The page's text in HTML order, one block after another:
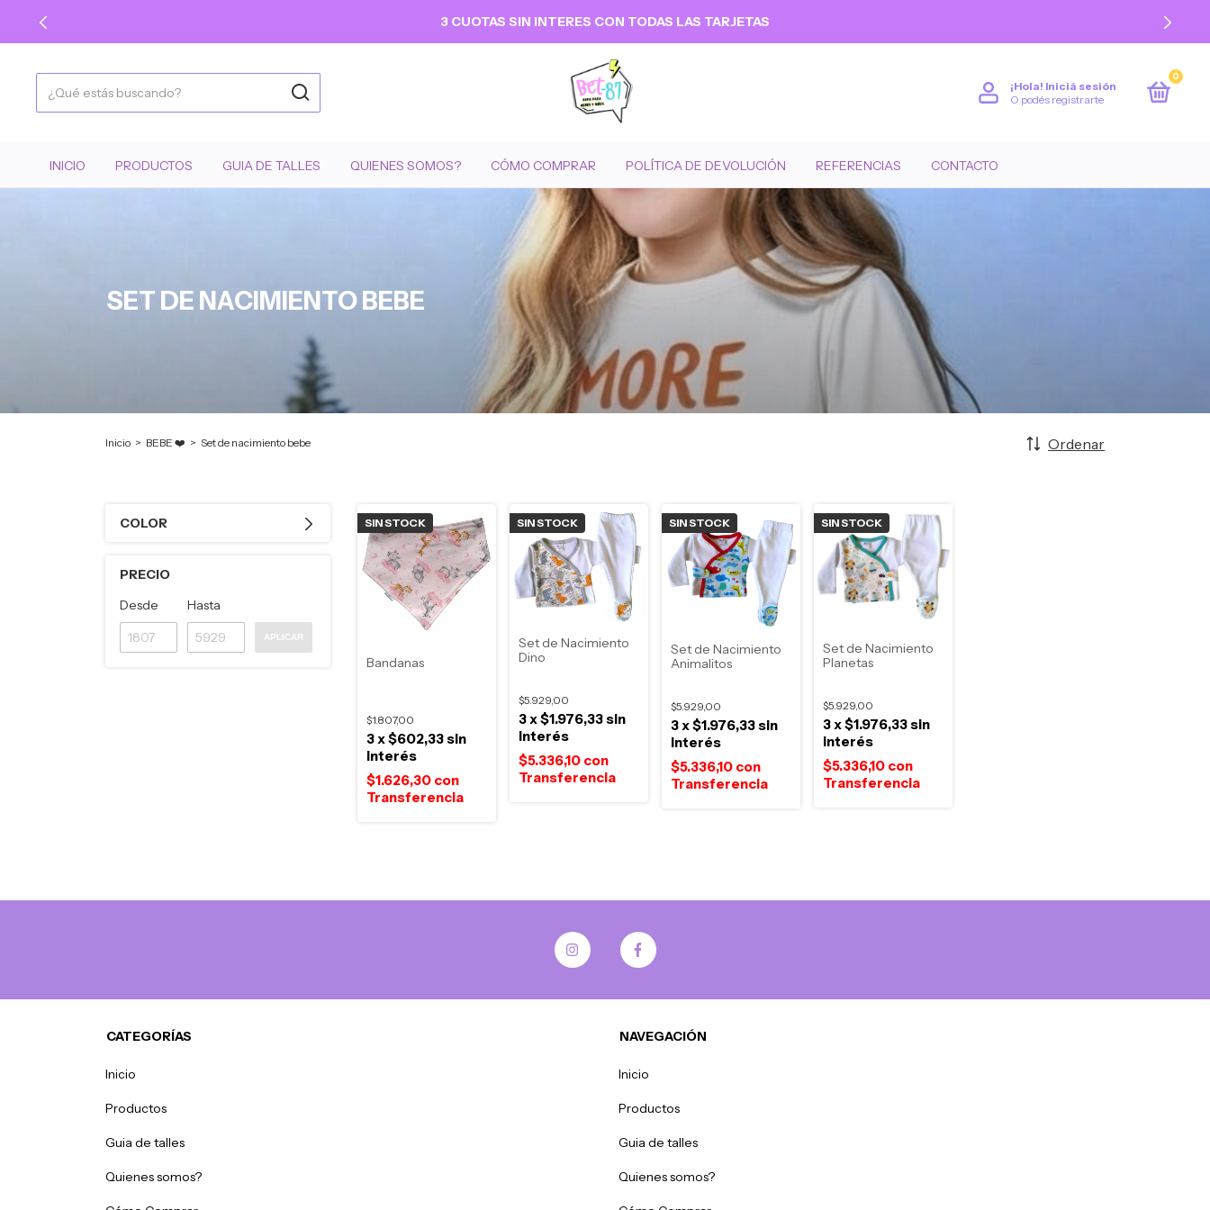
3 CUOTAS SIN INTERES CON TODAS LAS TARJETAS
¡Hola! Iniciá sesión
O podés registrarte
0
INICIO PRODUCTOS GUIA DE TALLES QUIENES SOMOS? CÓMO COMPRAR POLÍTICA DE DEVOLUCIÓN REFERENCIAS CONTACTO
SET DE NACIMIENTO BEBE
Inicio > BEBE ❤️ > Set de nacimiento bebe Ordenar
COLOR
PRECIO
Desde
Hasta
APLICAR
SIN STOCK
Bandanas
$1.807,00
$1.626,30 con
3x$602,33sin
interés
SIN STOCK
Set de Nacimiento
Dino
$5.929,00
$5.336,10 con
3x$1.976,33sin
interés
SIN STOCK
Set de Nacimiento
Animalitos
$5.929,00
$5.336,10 con
3 x$1.976,33sin
interés
SIN STOCK
Set de Nacimiento
Planetas
$5.929,00
$5.336,10 con
3 x$1.976,33sin
interés
CATEGORÍAS
Inicio
Productos
Guia de talles
Quienes somos?
NAVEGACIÓN
Inicio
Productos
Guia de talles
Quienes somos?